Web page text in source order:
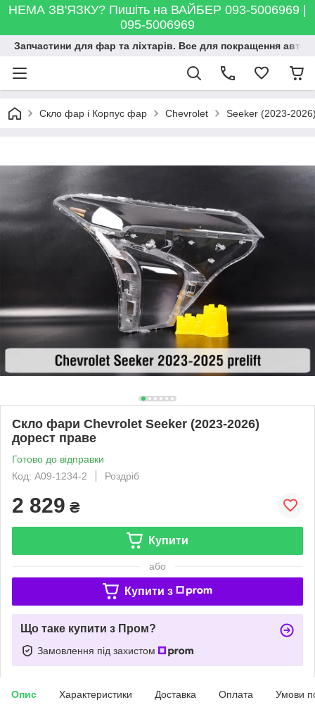
НЕМА ЗВ'ЯЗКУ? Пишіть на ВАЙБЕР 093-5006969 |
095-5006969
Запчастини для фар та ліхтарів. Все для покращення
Скло фар і Корпус фар Chevrolet Seeker (2023-
Скло фари Chevrolet Seeker (2023-2026)
дорест праве
Готово до відправки
Код: A09-1234-2
Роздріб
2 829 ₴
Купити
або
Купити з
Що таке купити з Пром?
Замовлення під захистом
Опис Характеристики Доставка Оплата Умови